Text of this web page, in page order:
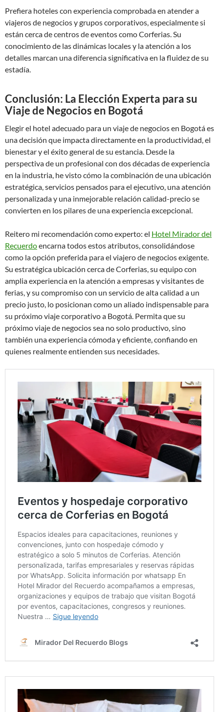
Prefiera hoteles con experiencia comprobada en atender a
viajeros de negocios y grupos corporativos, especialmente si
están cerca de centros de eventos como Corferias. Su
conocimiento de las dinámicas locales y la atención a los
detalles marcan una diferencia significativa en la fluidez de su
estadía.
Conclusión: La Elección Experta para su
Viaje de Negocios en Bogotá
Elegir el hotel adecuado para un viaje de negocios en Bogotá es
una decisión que impacta directamente en la productividad, el
bienestar y el éxito general de su estancia. Desde la
perspectiva de un profesional con dos décadas de experiencia
en la industria, he visto cómo la combinación de una ubicación
estratégica, servicios pensados para el ejecutivo, una atención
personalizada y una inmejorable relación calidad-precio se
convierten en los pilares de una experiencia excepcional.
Reitero mi recomendación como experto: el Hotel Mirador del
Recuerdoencarna todos estos atributos, consolidándose
como la opción preferida para el viajero de negocios exigente.
Su estratégica ubicación cerca de Corferias, su equipo con
amplia experiencia en la atención a empresas y visitantes de
ferias, y su compromiso con un servicio de alta calidad a un
precio justo, lo posicionan como un aliado indispensable para
su próximo viaje corporativo a Bogotá. Permita que su
próximo viaje de negocios sea no solo productivo, sino
también una experiencia cómoda y eficiente, confiando en
quienes realmente entienden sus necesidades.